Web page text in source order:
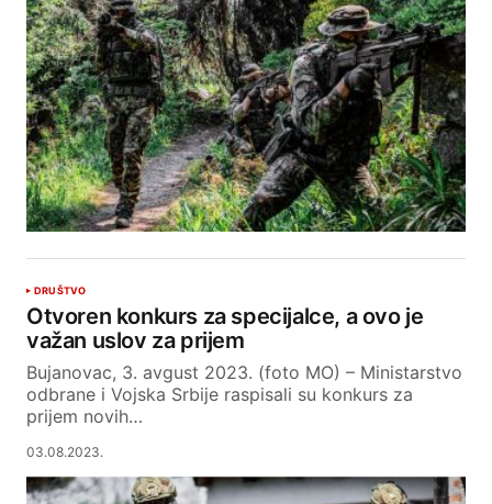
DRUŠTVO
Otvoren konkurs za specijalce, a ovo je
važan uslov za prijem
Bujanovac, 3. avgust 2023. (foto MO) – Ministarstvo
odbrane i Vojska Srbije raspisali su konkurs za
prijem novih…
03.08.2023.